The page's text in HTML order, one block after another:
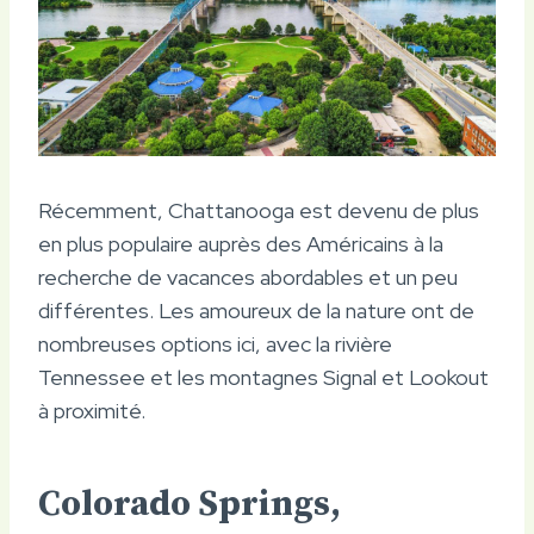
Récemment, Chattanooga est devenu de plus
en plus populaire auprès des Américains à la
recherche de vacances abordables et un peu
différentes. Les amoureux de la nature ont de
nombreuses options ici, avec la rivière
Tennessee et les montagnes Signal et Lookout
à proximité.
Colorado Springs,